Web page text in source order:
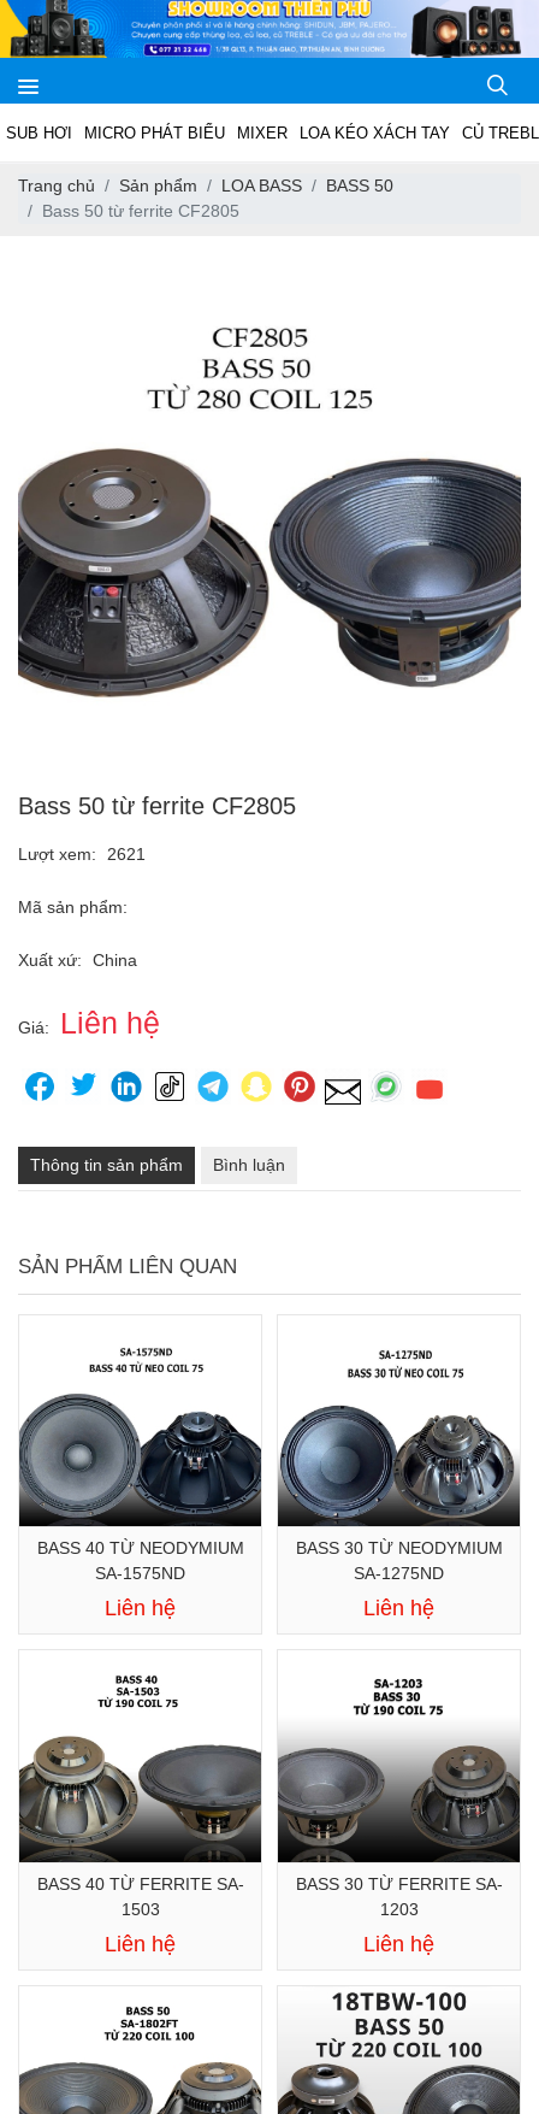
SUB HƠI MICRO PHÁT BIỂU MIXER LOA KÉO XÁCH TAY CỦ
Trang chủ Sản phẩm LOA BASS
BASS 50
Bass 50 từ ferrite CF2805
Bass 50 từ ferrite CF2805
Lượt xem: 2621
Mã sản phẩm:
Xuất xứ: China
Giá: Liên hệ
Thông tin sản phẩm Bình luận
SẢN PHẨM LIÊN QUAN
BASS 40 TỪ NEODYMIUM
SA-1575ND
Liên hệ
BASS 30 TỪ NEODYMIUM
SA-1275ND
Liên hệ
BASS 40 TỪ FERRITE SA-
1503
Liên hệ
BASS 30 TỪ FERRITE SA-
1203
Liên hệ